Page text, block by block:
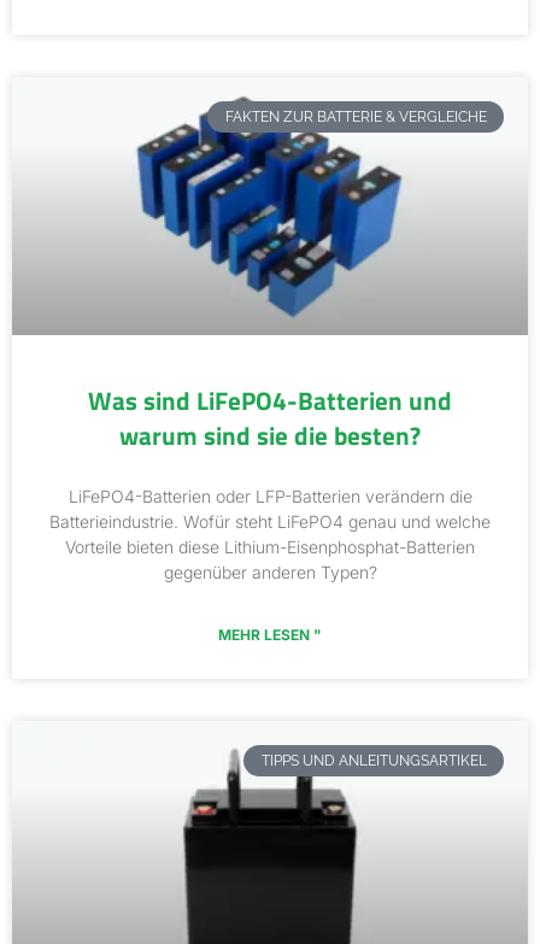
FAKTEN ZUR BATTERIE & VERGLEICHE
Was sind LiFePO4-Batterien und
warum sind sie die besten?
LiFePO4-Batterien oder LFP-Batterien verändern die
Batterieindustrie. Wofür steht LiFePO4 genau und welche
Vorteile bieten diese Lithium-Eisenphosphat-Batterien
gegenüber anderen Typen?
MEHR LESEN "
TIPPS UND ANLEITUNGSARTIKEL